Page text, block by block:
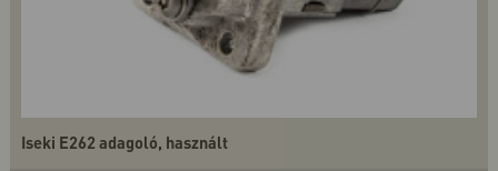
Iseki E262 adagoló, használt